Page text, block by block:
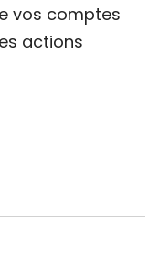
vos comptes
actions